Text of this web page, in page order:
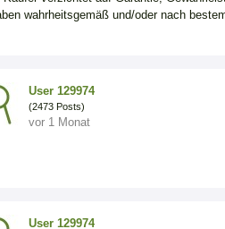
wahrheitsgemäß und/oder nach
User 129974
(2473 Posts)
vor 1 Monat
User 129974